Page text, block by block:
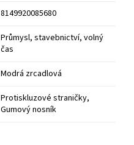
8149920085680
Průmysl, stavebnictví, volný
čas
Modrá zrcadlová
Protiskluzové straničky,
Gumový nosník